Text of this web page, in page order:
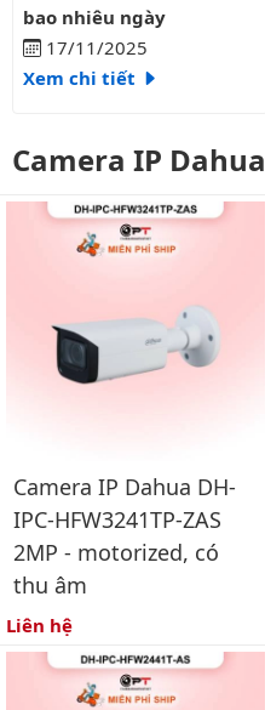
bao nhiêu ngày
17/11/2025
Xem chi tiết
Camera IP Dahua
Camera IP Dahua DH-
IPC-HFW3241TP-ZAS
2MP - motorized, có
thu âm
Liên hệ